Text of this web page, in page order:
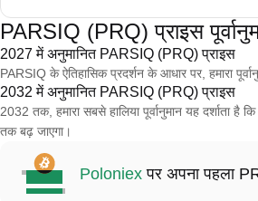
PARSIQ (PRQ) प्राइस
2027 में अनुमानित PARSIQ (PRQ) प्राइस
PARSIQ के ऐतिहासिक प्रदर्शन के आधार पर, हमारा
2032 में अनुमानित PARSIQ (PRQ) प्राइस
2032 तक, हमारा सबसे हालिया पूर्वानुमान यह दर्शाता है
तक बढ़ जाएगा।
Poloniex पर अपना पहला